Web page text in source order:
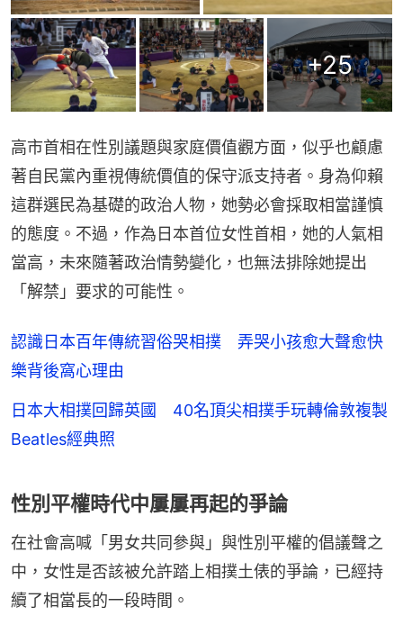
+25
高市首相在性別議題與家庭價值觀方面，似乎也顧慮
著自民黨內重視傳統價值的保守派支持者。身為仰賴
這群選民為基礎的政治人物，她勢必會採取相當謹慎
的態度。不過，作為日本首位女性首相，她的人氣相
當高，未來隨著政治情勢變化，也無法排除她提出
「解禁」要求的可能性。
認識日本百年傳統習俗哭相撲 弄哭小孩愈大聲愈快
樂背後窩心理由
日本大相撲回歸英國 40名頂尖相撲手玩轉倫敦複製
Beatles經典照
性別平權時代中屢屢再起的爭論
在社會高喊「男女共同參與」與性別平權的倡議聲之
中，女性是否該被允許踏上相撲土俵的爭論，已經持
續了相當長的一段時間。